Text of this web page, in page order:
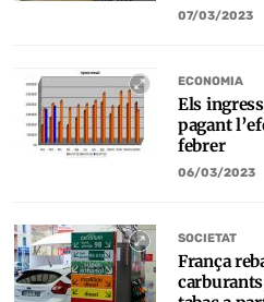
07/03/2023
ECONOMIA
Els
pagant
febrer
06/03/2023
SOCIETAT
França